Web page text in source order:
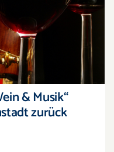
& Musik“ kehrt in
zurück
& Musik“
zurück